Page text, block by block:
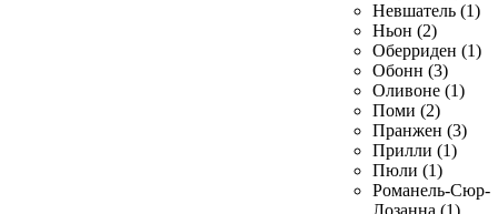
Невшатель (1)
Ньон (2)
Оберриден (1)
Обонн (3)
Оливоне (1)
Поми (2)
Пранжен (3)
Прилли (1)
Пюли (1)
Романель-Сюр-
Лозанна (1)